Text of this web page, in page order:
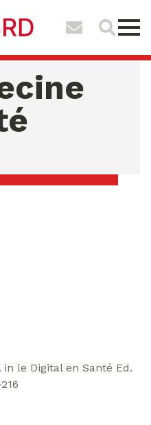
in le Digital en Santé Ed.